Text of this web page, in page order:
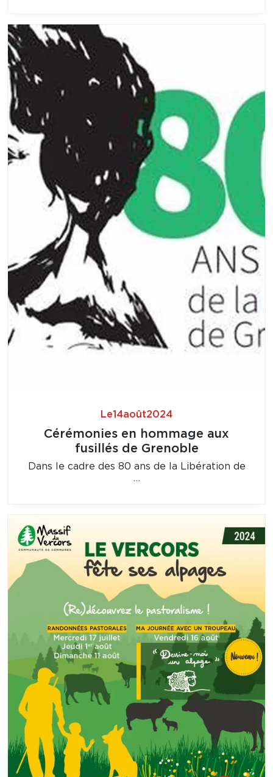
Le14août2024
Cérémonies en hommage aux
fusillés de Grenoble
Dans le cadre des 80 ans de la Libération de
…